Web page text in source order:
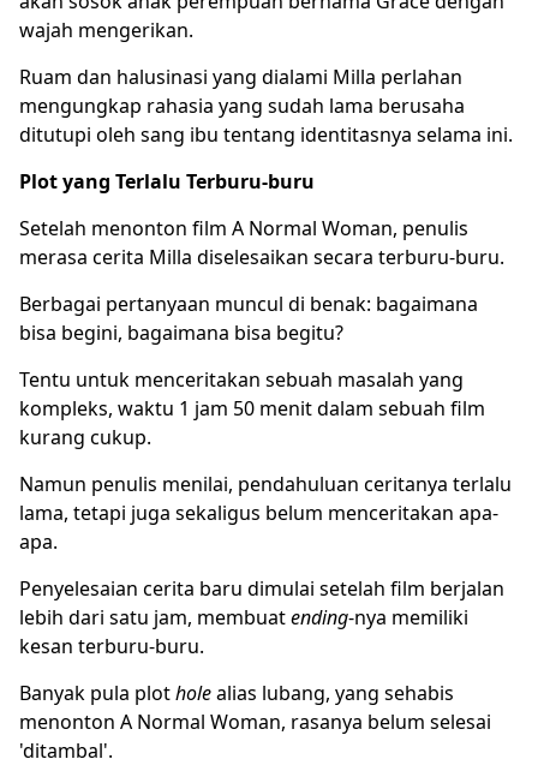
wajah mengerikan.
Ruam dan halusinasi yang dialami Milla perlahan
mengungkap rahasia yang sudah lama berusaha
ditutupi oleh sang ibu tentang identitasnya selama ini.
Plot yang Terlalu Terburu-buru
Setelah menonton film A Normal Woman, penulis
merasa cerita Milla diselesaikan secara terburu-buru.
Berbagai pertanyaan muncul di benak: bagaimana
bisa begini, bagaimana bisa begitu?
Tentu untuk menceritakan sebuah masalah yang
kompleks, waktu 1 jam 50 menit dalam sebuah film
kurang cukup.
Namun penulis menilai, pendahuluan ceritanya terlalu
lama, tetapi juga sekaligus belum menceritakan apa-
apa.
Penyelesaian cerita baru dimulai setelah film berjalan
lebih dari satu jam, membuatending-nya memiliki
kesan terburu-buru.
Banyak pula plotholealias lubang, yang sehabis
menonton A Normal Woman, rasanya belum selesai
'ditambal'.